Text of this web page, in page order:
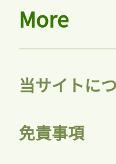
More
当サイトに
免責事項